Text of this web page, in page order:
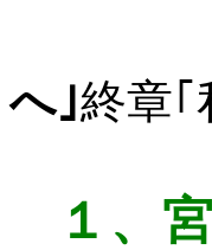
へ｣終章｢
１、